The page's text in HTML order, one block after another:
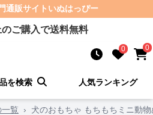
通販サイト いぬはっぴー
のご購入で送料無料
0 0
を検索 人気ランキング
覧 › 犬のおもちゃ もちもちミニ動